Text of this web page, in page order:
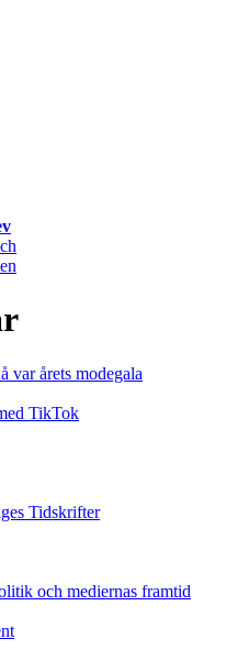
var årets modegala
TikTok
Tidskrifter
och mediernas framtid